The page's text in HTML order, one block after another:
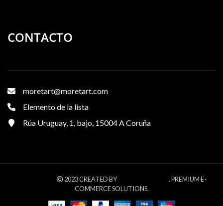
CONTACTO
moretart@moretart.com
Elemento de la lista
Rúa Uruguay, 1, bajo, 15004 A Coruña
2023 CREATED BY
. PREMIUM E-
COMMERCE SOLUTIONS.